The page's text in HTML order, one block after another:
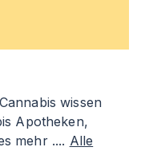
wissen
Apotheken,
mehr .... Alle